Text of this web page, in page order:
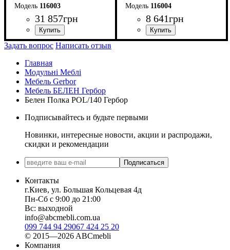
116003
31 857грн
ширина, мм: 308
высота, мм: 196
глубина, мм: 23-45
116004
8 641грн
ширина, мм: 68
высота, мм: 196
глубина, мм: 39
Задать вопрос Написать отзыв
Главная
Модульні Меблі
Мебель Gerbor
Мебель БЕЛЕН Гербор
Белен Полка POL/140 Гербор
Подписывайтесь и будьте первыми
Новинки, интересные новости, акции и распродажи,
скидки и рекомендации
Подписаться
Контакты
г.Киев, ул. Большая Кольцевая 4д
Пн-Сб с 9:00 до 21:00
Вс: выходной
info@abcmebli.com.ua
099 744 94 29067 424 25 20
© 2015—2026 ABCmebli
Компания